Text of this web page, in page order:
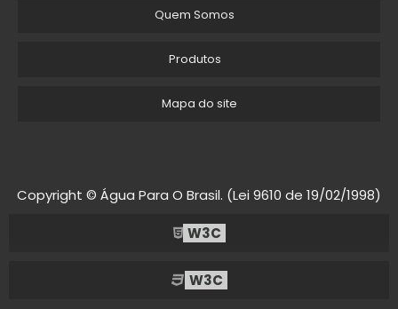
Quem Somos
Produtos
Mapa do site
Copyright © Água Para O Brasil. (Lei 9610 de 19/02/1998)
W3C
W3C